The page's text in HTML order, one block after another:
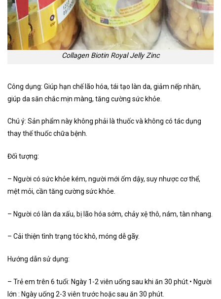
Collagen Biotin Royal Jelly Zinc
Công dụng: Giúp hạn chế lão hóa, tái tạo làn da, giảm nếp nhăn,
giúp da săn chắc mịn màng, tăng cường sức khỏe.
Chú ý: Sản phẩm này không phải là thuốc và không có tác dụng
thay thế thuốc chữa bệnh.
Đối tượng:
– Người có sức khỏe kém, người mới ốm dậy, suy nhược cơ thể,
mệt mỏi, cần tăng cường sức khỏe.
– Người có làn da xấu, bị lão hóa sớm, chảy xệ thô, nám, tàn nhang.
– Cải thiện tình trạng tóc khô, móng dễ gãy.
Hướng dẫn sử dụng:
– Trẻ em trên 6 tuổi: Ngày 1-2 viên uống sau khi ăn 30 phút.• Người
lớn : Ngày uống 2-3 viên trước hoặc sau ăn 30 phút.